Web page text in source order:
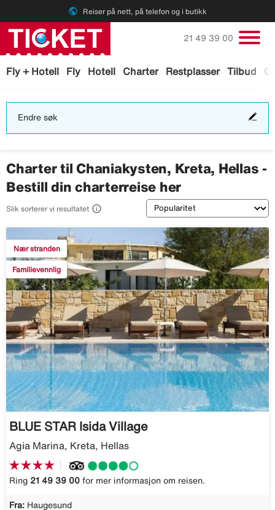
public Reiser på nett, på telefon og i butikk
Fly + Hotell Fly Hotell Charter Restplasser Tilbud
Ring oss på
21 49 39 00
Endre søk
Charter til Chaniakysten, Kreta, Hellas -
Bestill din charterreise her
Slik sorterer vi resultatet  Sortering
Nær stranden
Familievennlig
BLUE STAR Isida Village
Agia Marina, Kreta, Hellas
Ring 21 49 39 00 for mer informasjon om reisen.
Fra: Haugesund